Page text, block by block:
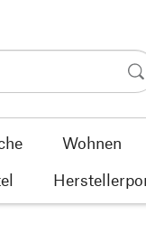
Wohnen